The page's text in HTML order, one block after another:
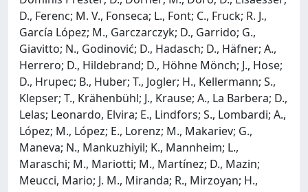
D., Ferenc; M. V., Fonseca; L., Font; C., Fruck; R. J.,
García López; M., Garczarczyk; D., Garrido; G.,
Giavitto; N., Godinović; D., Hadasch; D., Häfner; A.,
Herrero; D., Hildebrand; D., Höhne Mönch; J., Hose;
D., Hrupec; B., Huber; T., Jogler; H., Kellermann; S.,
Klepser; T., Krähenbühl; J., Krause; A., La Barbera; D.,
Lelas; Leonardo, Elvira; E., Lindfors; S., Lombardi; A.,
López; M., López; E., Lorenz; M., Makariev; G.,
Maneva; N., Mankuzhiyil; K., Mannheim; L.,
Maraschi; M., Mariotti; M., Martínez; D., Mazin;
Meucci, Mario; J. M., Miranda; R., Mirzoyan; H.,